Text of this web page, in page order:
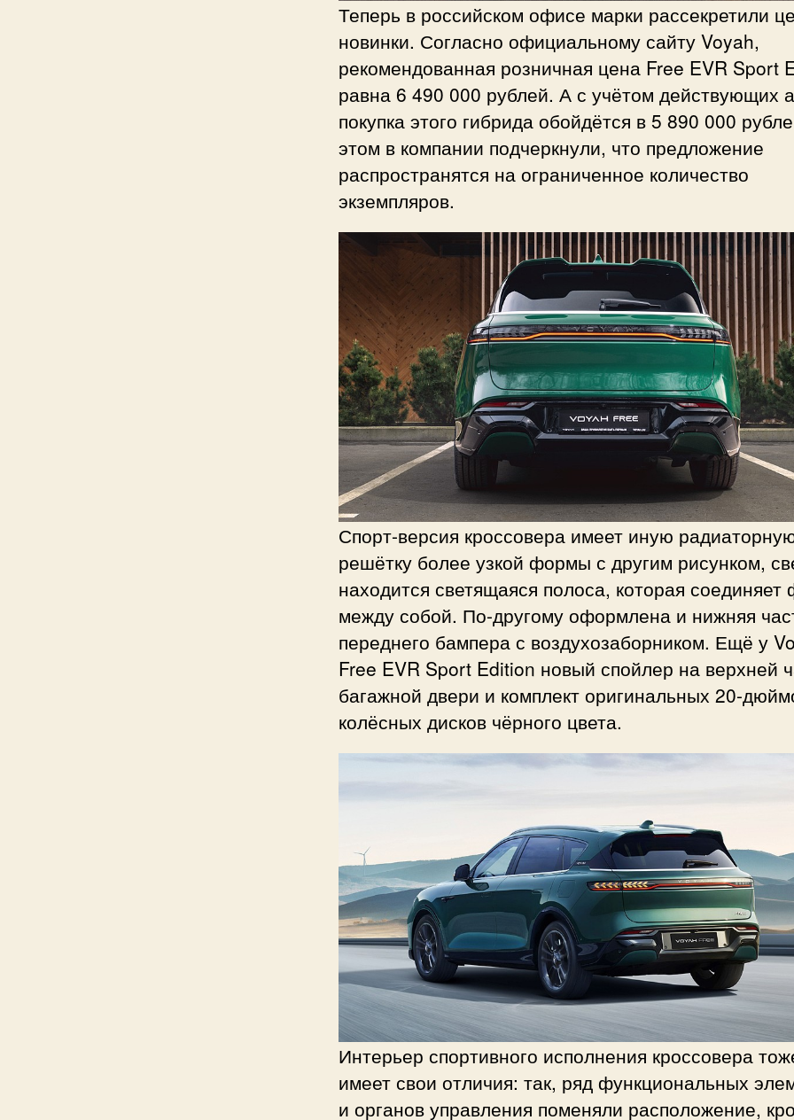
Теперь в российском офисе марки рассекретили
новинки. Согласно официальному сайту Voyah,
рекомендованная розничная цена Free EVR Sport
равна 6 490 000 рублей. А с учётом действующих
покупка этого гибрида обойдётся в 5 890 000
этом в компании подчеркнули, что предложение
распространятся на ограниченное количество
экземпляров.
Спорт-версия кроссовера имеет иную
решётку более узкой формы с другим рисунком,
находится светящаяся полоса, которая
между собой. По-другому оформлена и нижняя
переднего бампера с воздухозаборником. Ещё у
Free EVR Sport Edition новый спойлер на верхней
багажной двери и комплект оригинальных 20-
колёсных дисков чёрного цвета.
Интерьер спортивного исполнения кроссовера
имеет свои отличия: так, ряд функциональных
и органов управления поменяли расположение,